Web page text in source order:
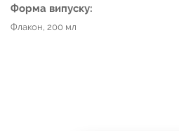
Форма випуску:
Флакон, 200 мл